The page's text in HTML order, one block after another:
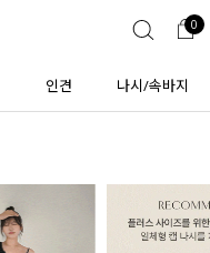
0
ENG
0
인견 나시/속바지